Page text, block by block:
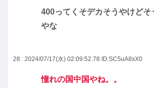
400ってくそデカそうやけどそ
やな
28 : 2024/07/17(水) 02:09:52.78 ID:SC5uA8xX0
憧れの国中国やね。。